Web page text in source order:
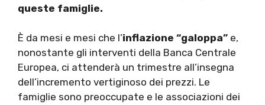
queste famiglie.
È da mesi e mesi che l’inflazione “galoppa” e,
nonostante gli interventi della Banca Centrale
Europea, ci attenderà un trimestre all’insegna
dell’incremento vertiginoso dei prezzi. Le
famiglie sono preoccupate e le associazioni dei